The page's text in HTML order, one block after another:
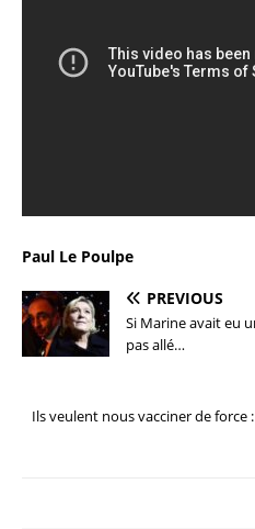
Paul Le Poulpe
PREVIOUS
Si Marine avait eu
pas allé…
Ils veulent nous vacciner de force